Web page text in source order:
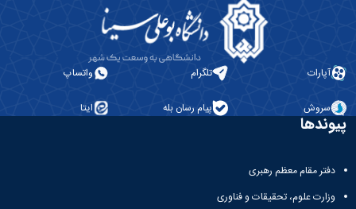
آپارات تلگرام واتساپ
سروش پیام رسان بله ایتا
پیوندها
دفتر مقام معظم رهبری
وزارت علوم، تحقیقات و فناوری